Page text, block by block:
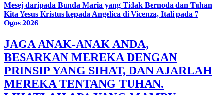
Mesej daripada Bunda Maria yang Tidak Bernoda dan Tuhan
Kita Yesus Kristus kepada Angelica di Vicenza, Itali pada 7
Ogos 2026
JAGA ANAK-ANAK ANDA,
BESARKAN MEREKA DENGAN
PRINSIP YANG SIHAT, DAN AJARLAH
MEREKA TENTANG TUHAN.